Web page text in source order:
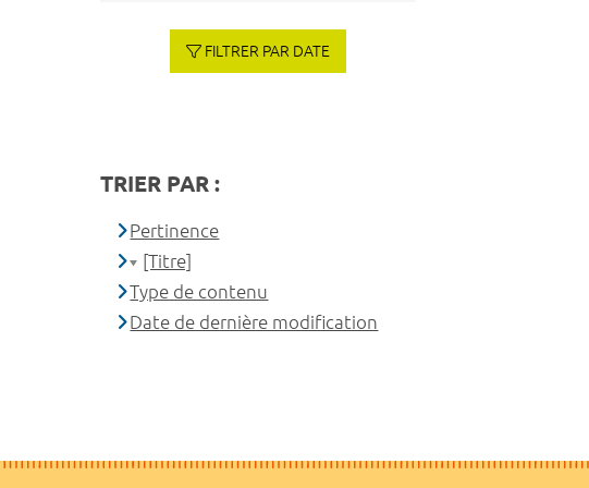
FILTRER PAR DATE
TRIER PAR :
Pertinence
[Titre]
Type de contenu
Date de dernière modification